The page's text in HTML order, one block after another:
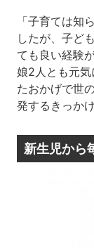
「子育ては知
したが、子ど
ても良い経験
娘2人とも元
たおかげで世
発するきっか
新生児から